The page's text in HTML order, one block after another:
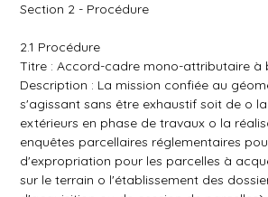
Section 2 - Procédure
2.1 Procédure
Titre : Accord-cadre mono-attributaire
Description : La mission confiée au
s'agissant sans être exhaustif soit de o
extérieurs en phase de travaux o la
enquêtes parcellaires réglementaires
d'expropriation pour les parcelles à
sur le terrain o l'établissement des